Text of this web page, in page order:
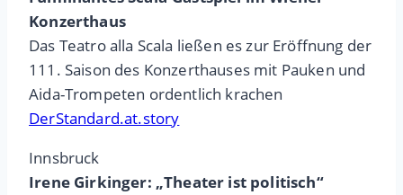
Konzerthaus
Das Teatro alla Scala ließen es zur Eröffnung der
111. Saison des Konzerthauses mit Pauken und
Aida-Trompeten ordentlich krachen
DerStandard.at.story
Innsbruck
Irene Girkinger: „Theater ist politisch“